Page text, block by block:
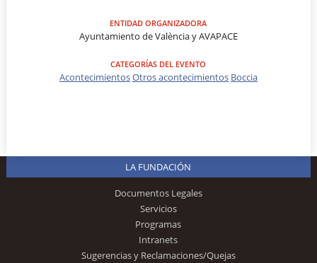
ENTIDAD ORGANIZADORA
Ayuntamiento de València y AVAPACE
CATEGORÍAS DEL EVENTO
AcontecimientosOtros acontecimientos Boccia
LA FUNDACIÓN
Documentos Legales
Servicios
Programas
Intranets
Sugerencias y Reclamaciones/Quejas